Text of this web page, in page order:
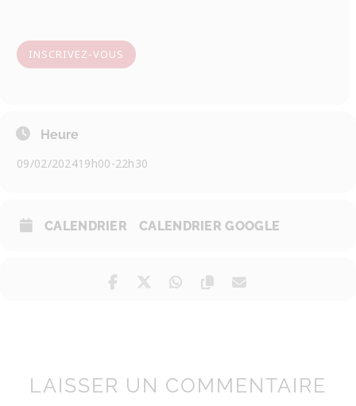
INSCRIVEZ-VOUS
Heure
09/02/202419h00-22h30
CALENDRIER CALENDRIER GOOGLE
LAISSER UN COMMENTAIRE